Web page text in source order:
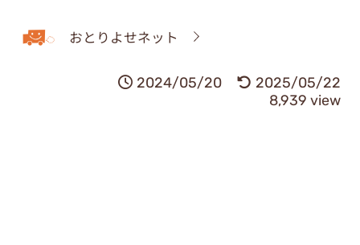
おとりよせネット
2024/05/20
2025/05/22
8,939 view